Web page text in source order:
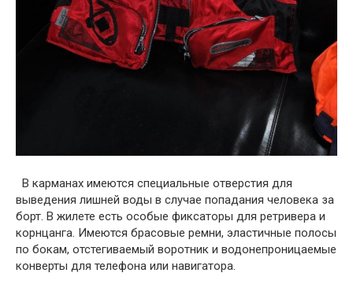
В карманах имеются специальные отверстия для
выведения лишней воды в случае попадания человека за
борт. В жилете есть особые фиксаторы для ретривера и
корнцанга. Имеются брасовые ремни, эластичные полосы
по бокам, отстегиваемый воротник и водонепроницаемые
конверты для телефона или навигатора.